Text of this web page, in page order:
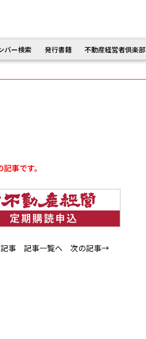
バー検索 発行書籍 不動産経営者倶楽部
事です。
事 記事一覧へ 次の記事→